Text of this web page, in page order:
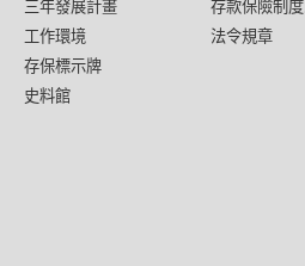
三年發展計畫
工作環境
存保標示牌
史料館
存款保險制
法令規章